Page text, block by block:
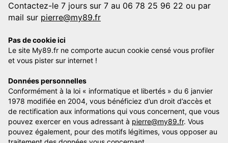
Contactez-le 7 jours sur 7 au 06 78 25 96 22 ou par
mail sur pierre@my89.fr
Pas de cookie ici
Le site My89.fr ne comporte aucun cookie censé vous profiler
et vous pister sur internet !
Données personnelles
Conformément à la loi « informatique et libertés » du 6 janvier
1978 modifiée en 2004, vous bénéficiez d’un droit d’accès et
de rectification aux informations qui vous concernent, que vous
pouvez exercer en vous adressant à pierre@my89.fr. Vous
pouvez également, pour des motifs légitimes, vous opposer au